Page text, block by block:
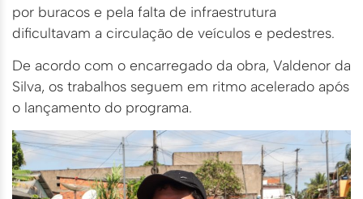
por buracos e pela falta de infraestrutura
dificultavam a circulação de veículos e pedestres.
De acordo com o encarregado da obra, Valdenor da
Silva, os trabalhos seguem em ritmo acelerado após
o lançamento do programa.